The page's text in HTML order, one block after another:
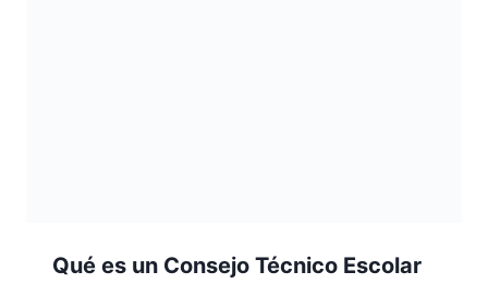
Qué es un Consejo Técnico Escolar